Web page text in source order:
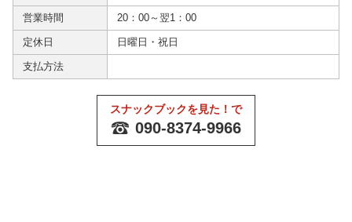
営業時間 20：00～翌1：00
定休日 日曜日・祝日
支払方法
スナックブックを見た！で
090-8374-9966